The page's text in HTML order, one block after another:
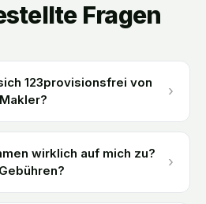
Fragen
123provisionsfrei von
›
wirklich auf mich zu?
›